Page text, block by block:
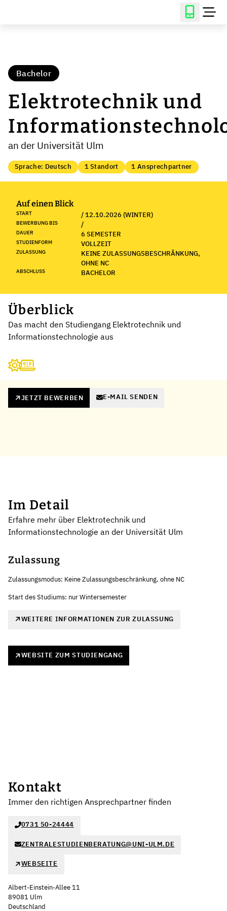
Bachelor
Elektrotechnik und
an der Universität Ulm
Sprache: Deutsch 1 Standort 1 Ansprechpartner
Auf einen Blick
START / 12.10.2026 (WINTER)
BEWERBUNG BIS /
DAUER 6 SEMESTER
STUDIENFORM VOLLZEIT
ZULASSUNG
KEINE ZULASSUNGSBESCHRÄNKUNG,
OHNE NC
ABSCHLUSS BACHELOR
Überblick
Das macht den Studiengang Elektrotechnik und
Informationstechnologie aus
JETZT BEWERBEN E-MAIL SENDEN
Im Detail
Erfahre mehr über Elektrotechnik und
Informationstechnologie an der Universität Ulm
Zulassung
Zulassungsmodus: Keine Zulassungsbeschränkung, ohne NC
Start des Studiums: nur Wintersemester
WEITERE INFORMATIONEN ZUR ZULASSUNG
WEBSITE ZUM STUDIENGANG
Kontakt
Immer den richtigen Ansprechpartner finden
0731 50-24444
ZENTRALESTUDIENBERATUNG@UNI-ULM.DE
WEBSEITE
Albert-Einstein-Allee 11
89081 Ulm
Deutschland